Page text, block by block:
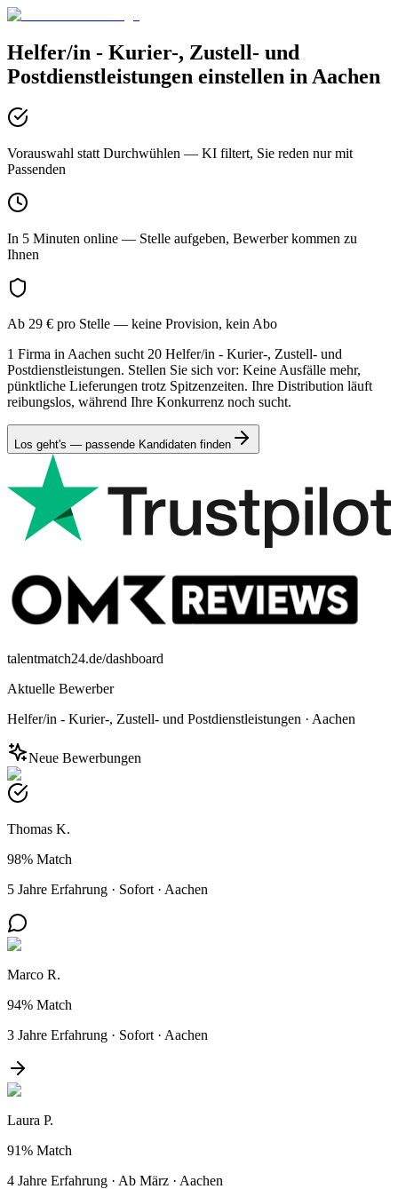
Helfer/in - Kurier-, Zustell- und
Postdienstleistungen einstellen in Aachen
Vorauswahl statt Durchwühlen — KI filtert, Sie reden nur mit
Passenden
In 5 Minuten online — Stelle aufgeben, Bewerber kommen zu
Ihnen
Ab 29 € pro Stelle — keine Provision, kein Abo
1 Firma in Aachen sucht 20 Helfer/in - Kurier-, Zustell- und
Postdienstleistungen. Stellen Sie sich vor: Keine Ausfälle mehr,
pünktliche Lieferungen trotz Spitzenzeiten. Ihre Distribution läuft
reibungslos, während Ihre Konkurrenz noch sucht.
Los geht's — passende Kandidaten finden
talentmatch24.de/dashboard
Aktuelle Bewerber
Helfer/in - Kurier-, Zustell- und Postdienstleistungen · Aachen
Neue Bewerbungen
Thomas K.
98% Match
5 Jahre Erfahrung · Sofort · Aachen
Marco R.
94% Match
3 Jahre Erfahrung · Sofort · Aachen
Laura P.
91% Match
4 Jahre Erfahrung · Ab März · Aachen